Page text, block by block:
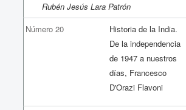
Rubén Jesús Lara Patrón
Número 20
Historia de la India.
De la independencia
de 1947 a nuestros
días, Francesco
D'Orazi Flavoni